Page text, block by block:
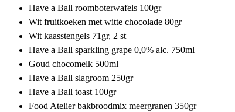
Have a Ball roomboterwafels 100gr
Wit fruitkoeken met witte chocolade 80gr
Wit kaasstengels 71gr, 2 st
Have a Ball sparkling grape 0,0% alc. 750ml
Goud chocomelk 500ml
Have a Ball slagroom 250gr
Have a Ball toast 100gr
Food Atelier bakbroodmix meergranen 350gr